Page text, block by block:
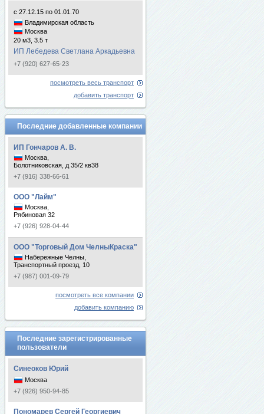
с 27.12.15 по 01.01.70
Владимирская область
Москва
20 м3, 3.5 т
ИП Лебедева Светлана Аркадьевна
+7 (920) 627-65-23
посмотреть весь транспорт
добавить транспорт
Последние добавленные компании
ИП Гончаров А. В.
Москва,
Болотниковская, д 35/2 кв38
+7 (916) 338-66-61
ООО "Лайм"
Москва,
Рябиновая 32
+7 (926) 928-04-44
ООО "Торговый Дом ЧелныКраска"
Набережные Челны,
Транспортный проезд, 10
+7 (987) 001-09-79
посмотреть все компании
добавить компанию
Последние зарегистрированные
пользователи
Синеоков Юрий
Москва
+7 (926) 950-94-85
Пономарев Сергей Георгиевич